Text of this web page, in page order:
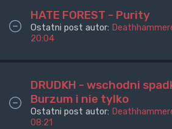
HATE FOREST - Purity
Ostatni post autor:
20:04
DRUDKH - wschodni
Burzum i nie tylko
Ostatni post autor:
08:21